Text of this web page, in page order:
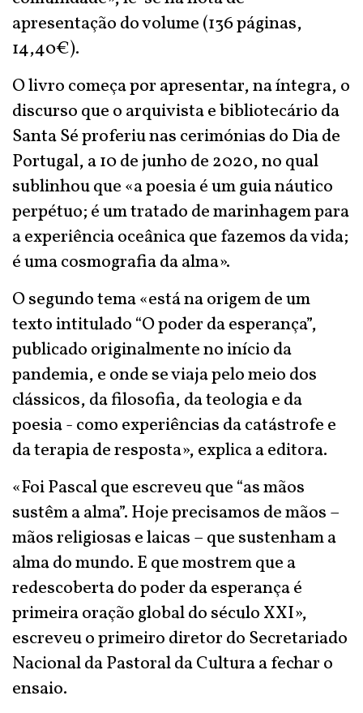
apresentação do volume (136 páginas,
14,40€).
O livro começa por apresentar, na íntegra, o
discurso que o arquivista e bibliotecário da
Santa Sé proferiu nas cerimónias do Dia de
Portugal, a 10 de junho de 2020, no qual
sublinhou que «a poesia é um guia náutico
perpétuo; é um tratado de marinhagem para
a experiência oceânica que fazemos da vida;
é uma cosmografia da alma».
O segundo tema «está na origem de um
texto intitulado “O poder da esperança”,
publicado originalmente no início da
pandemia, e onde se viaja pelo meio dos
clássicos, da filosofia, da teologia e da
poesia - como experiências da catástrofe e
da terapia de resposta», explica a editora.
«Foi Pascal que escreveu que “as mãos
sustêm a alma”. Hoje precisamos de mãos –
mãos religiosas e laicas – que sustenham a
alma do mundo. E que mostrem que a
redescoberta do poder da esperança é
primeira oração global do século XXI»,
escreveu o primeiro diretor do Secretariado
Nacional da Pastoral da Cultura a fechar o
ensaio.